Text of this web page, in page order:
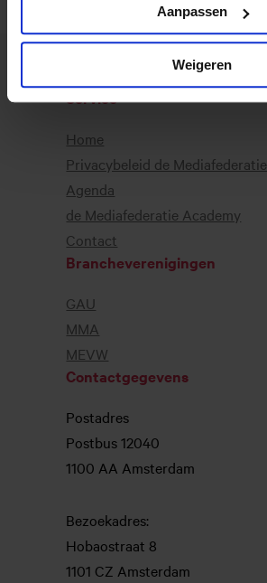
Aanpassen
Weigeren
Service
Home
Privacybeleid de Mediafederatie
Agenda
de Mediafederatie Academy
Contact
Brancheverenigingen
GAU
MMA
MEVW
Contactgegevens
Postadres
Postbus 12040
1100 AA Amsterdam
Bezoekadres:
Hobaostraat 8
1101 CZ Amsterdam